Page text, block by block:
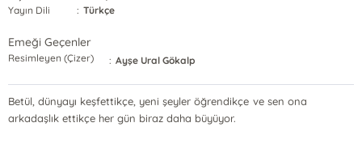
Yayın Dili
: Türkçe
Emeği Geçenler
Resimleyen (Çizer) : Ayşe Ural Gökalp
Betül, dünyayı keşfettikçe, yeni şeyler öğrendikçe ve sen ona
arkadaşlık ettikçe her gün biraz daha büyüyor.